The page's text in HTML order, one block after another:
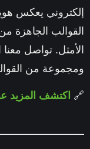
يعكس هوية
الجاهزة من
تواصل معنا
من القوالب
اكتشف المزيد عبر